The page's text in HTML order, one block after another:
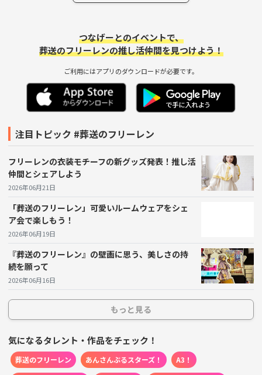
ンファーレのような盛り上がりを見せている。
このコラボレーションは、ファンタジー作品『葬送のフ
リーレン』の魅力を新たな角度から引き出すだけでな
く、それを共有する機会をユーザーに提供するものだ。
そういったワクワク感が視聴者を現実に結び付ける要素
を作り出す。
つなげーとのイベントで、
葬送のフリーレンの推し活仲間を見つけよう！
ご利用にはアプリのダウンロードが必要です。
注目トピック #葬送のフリーレン
フリーレンの衣装モチーフの新グッズ発表！推し活
仲間とシェアしよう
2026年06月21日
「葬送のフリーレン」可愛いルームウェアをシェ
ア会で楽しもう！
2026年06月19日
『葬送のフリーレン』の壁画に思う、美しさの持
続を願って
2026年06月16日
もっと見る
気になるタレント・作品をチェック！
葬送のフリーレン あんさんぶるスターズ！ A3！